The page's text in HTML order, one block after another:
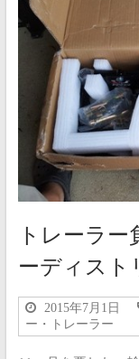
トレーラ
ーディスト
2015年7月1日
ー・トレーラー